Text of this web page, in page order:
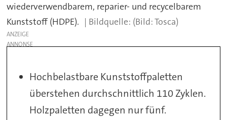
wiederverwendbarem, reparier- und recycelbarem
Kunststoff (HDPE).
(Bild: Tosca)
ANZEIGE
Hochbelastbare Kunststoffpaletten
überstehen durchschnittlich 110 Zyklen.
Holzpaletten dagegen nur fünf.